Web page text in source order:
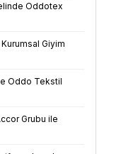
Oddotex
Giyim
Oddo Tekstil
Grubu ile